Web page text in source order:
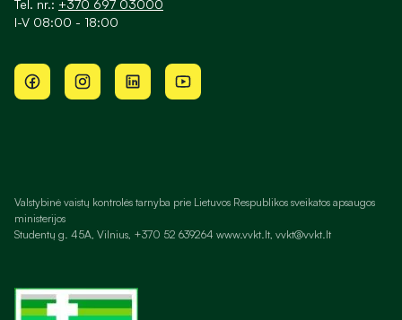
Tel. nr.: +370 697 03000
I-V 08:00 - 18:00
Valstybinė vaistų kontrolės tarnyba prie Lietuvos Respublikos sveikatos apsaugos
ministerijos
Studentų g. 45A, Vilnius, +370 52 639264 www.vvkt.lt, vvkt@vvkt.lt